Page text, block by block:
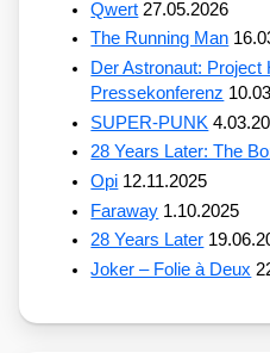
Qwert 27.05.2026
The Running Man
Der Astronaut: Project
Pressekonferenz
SUPER-PUNK
28 Years Later: The
Opi 12.11.2025
Faraway 1.10.2025
28 Years Later
Joker – Folie à Deux